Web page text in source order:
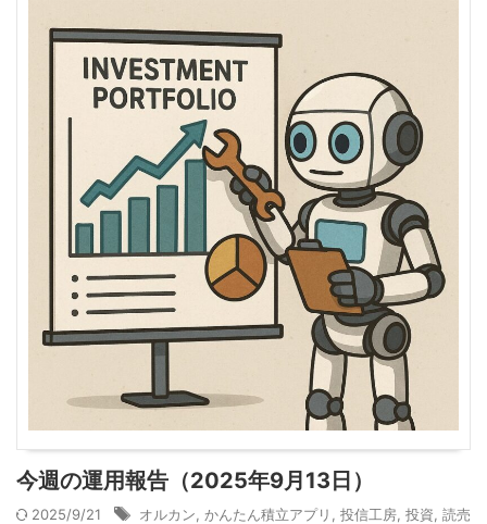
今週の運用報告（2025年9月13日）
2025/9/21 オルカン かんたん積立アプリ 投信工房 投資 読売